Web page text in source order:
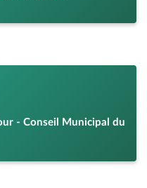
- Conseil Municipal du